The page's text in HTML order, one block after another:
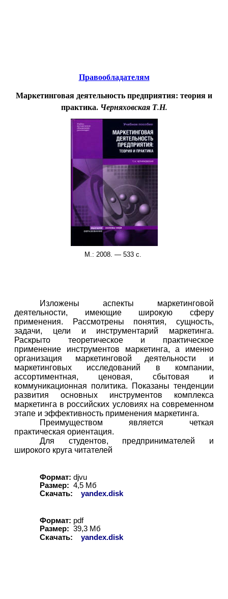
Правообладателям
Маркетинговая деятельность предприятия: теория и
практика. Черняховская Т.Н.
М.: 2008. — 533 с.
Изложены аспекты маркетинговой
деятельности, имеющие широкую сферу
применения. Рассмотрены понятия, сущность,
задачи, цели и инструментарий маркетинга.
Раскрыто теоретическое и практическое
применение инструментов маркетинга, а именно
организация маркетинговой деятельности и
маркетинговых исследований в компании,
ассортиментная, ценовая, сбытовая и
коммуникационная политика. Показаны тенденции
развития основных инструментов комплекса
маркетинга в российских условиях на современном
этапе и эффективность применения маркетинга.
Преимуществом является четкая
практическая ориентация.
Для студентов, предпринимателей и
широкого круга читателей
Формат: djvu
Размер: 4,5 Мб
Скачать:
yandex.disk
Формат: pdf
Размер: 39,3 Мб
Скачать:
yandex.disk